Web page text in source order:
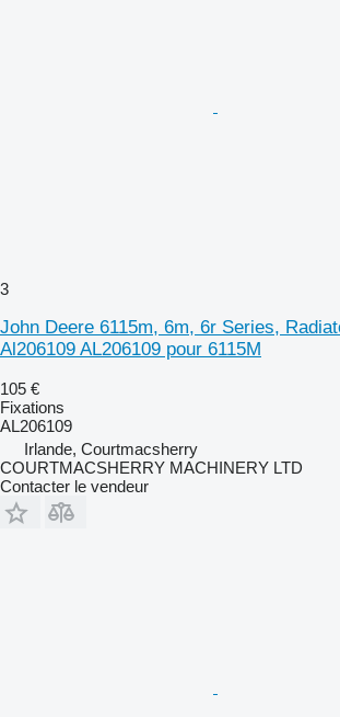
3
John Deere 6115m, 6m, 6r Series,
Al206109 AL206109 pour 6115M
105 €
Fixations
AL206109
Irlande, Courtmacsherry
COURTMACSHERRY MACHINERY LTD
Contacter le vendeur